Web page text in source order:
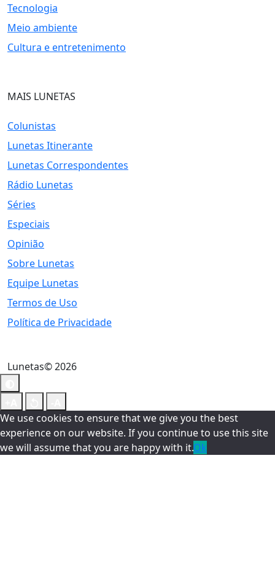
Tecnologia
Meio ambiente
Cultura e entretenimento
MAIS LUNETAS
Colunistas
Lunetas Itinerante
Lunetas Correspondentes
Rádio Lunetas
Séries
Especiais
Opinião
Sobre Lunetas
Equipe Lunetas
Termos de Uso
Política de Privacidade
Lunetas© 2026
We use cookies to ensure that we give you the best
experience on our website. If you continue to use this site
we will assume that you are happy with it.Ok